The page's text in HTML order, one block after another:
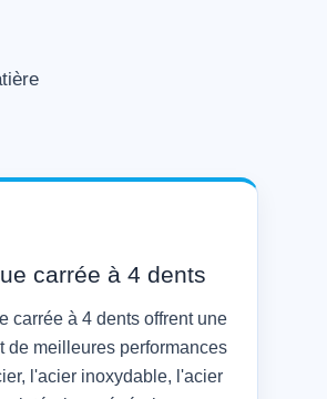
carrée à 4 dents
carrée à 4 dents offrent une
de meilleures performances
l'acier inoxydable, l'acier